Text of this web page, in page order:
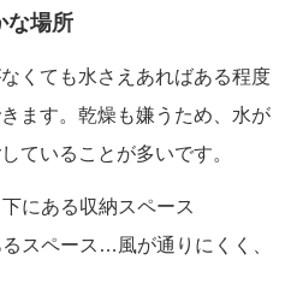
な場所
くても水さえあればある程度
ます。乾燥も嫌うため、水が
ていることが多いです。
にある収納スペース
スペース…風が通りにくく、